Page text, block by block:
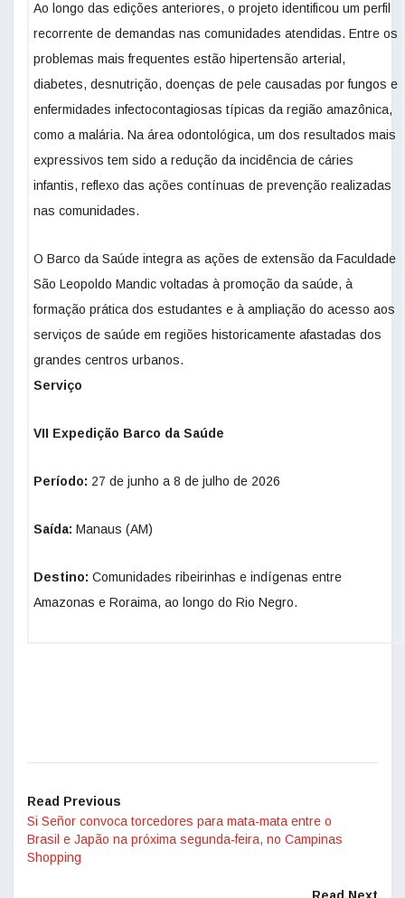
Ao longo das edições anteriores, o projeto identificou um perfil
recorrente de demandas nas comunidades atendidas. Entre os
problemas mais frequentes estão hipertensão arterial,
diabetes, desnutrição, doenças de pele causadas por fungos e
enfermidades infectocontagiosas típicas da região amazônica,
como a malária. Na área odontológica, um dos resultados mais
expressivos tem sido a redução da incidência de cáries
infantis, reflexo das ações contínuas de prevenção realizadas
nas comunidades.
O Barco da Saúde integra as ações de extensão da Faculdade
São Leopoldo Mandic voltadas à promoção da saúde, à
formação prática dos estudantes e à ampliação do acesso aos
serviços de saúde em regiões historicamente afastadas dos
grandes centros urbanos.
Serviço
VII Expedição Barco da Saúde
Período: 27 de junho a 8 de julho de 2026
Saída: Manaus (AM)
Destino: Comunidades ribeirinhas e indígenas entre
Amazonas e Roraima, ao longo do Rio Negro.
Read Previous
Si Señor convoca torcedores para mata-mata entre o
Brasil e Japão na próxima segunda-feira, no Campinas
Shopping